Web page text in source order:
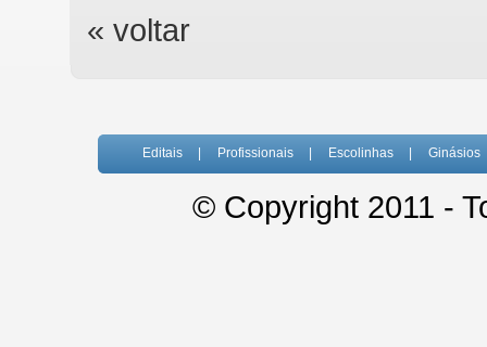
« voltar
Editais Profissionais Escolinhas Ginásios
© Copyright 2011 -